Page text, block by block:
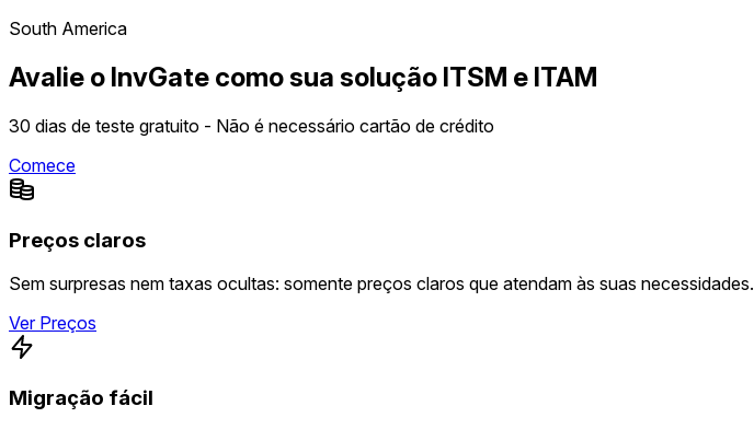
South America
Avalie o InvGate como sua solução ITSM e ITAM
30 dias de teste gratuito - Não é necessário cartão de crédito
Comece
Preços claros
Sem surpresas nem taxas ocultas: somente preços claros que atendam às suas necessidades.
Ver Preços
Migração fácil